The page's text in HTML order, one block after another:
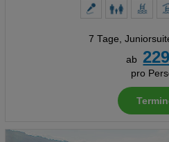
7 Tage,
ab
pro